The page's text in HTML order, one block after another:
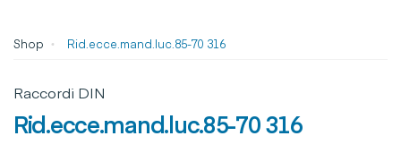
Shop Rid.ecce.mand.luc.85-70 316
Raccordi DIN
Rid.ecce.mand.luc.85-70 316